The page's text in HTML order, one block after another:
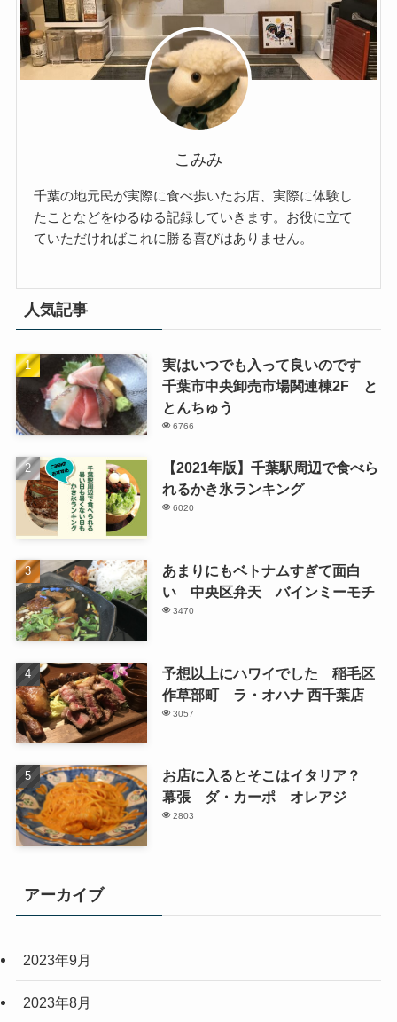
こみみ
千葉の地元民が実際に食べ歩いたお店、実際に体験し
たことなどをゆるゆる記録していきます。お役に立て
ていただければこれに勝る喜びはありません。
人気記事
実はいつでも入って良いのです
千葉市中央卸売市場関連棟2F と
とんちゅう
6766
【2021年版】千葉駅周辺で食べら
れるかき氷ランキング
6020
あまりにもベトナムすぎて面白
い 中央区弁天 バインミーモチ
3470
予想以上にハワイでした 稲毛区
作草部町 ラ・オハナ 西千葉店
3057
お店に入るとそこはイタリア？
幕張 ダ・カーポ オレアジ
2803
アーカイブ
2023年9月
2023年8月